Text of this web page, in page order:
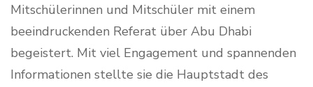
Mitschülerinnen und Mitschüler mit einem
beeindruckenden Referat über Abu Dhabi
begeistert. Mit viel Engagement und spannenden
Informationen stellte sie die Hauptstadt des